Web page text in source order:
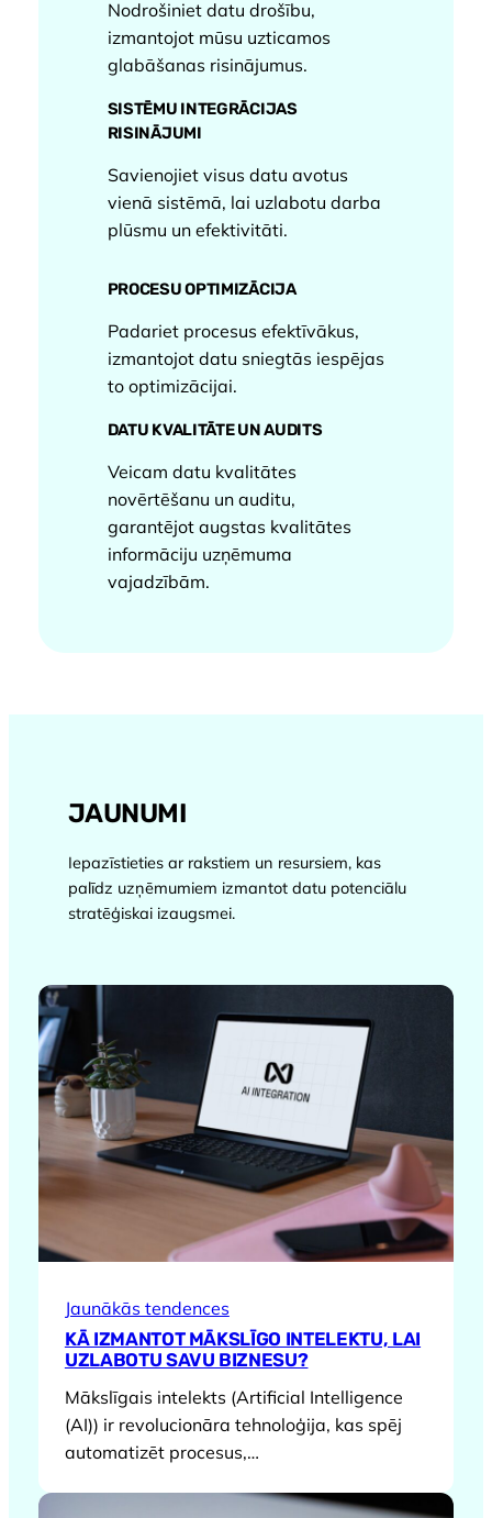
Nodrošiniet datu drošību,
izmantojot mūsu uzticamos
glabāšanas risinājumus.
SISTĒMU INTEGRĀCIJAS
RISINĀJUMI
Savienojiet visus datu avotus
vienā sistēmā, lai uzlabotu darba
plūsmu un efektivitāti.
PROCESU OPTIMIZĀCIJA
Padariet procesus efektīvākus,
izmantojot datu sniegtās iespējas
to optimizācijai.
DATU KVALITĀTE UN AUDITS
Veicam datu kvalitātes
novērtēšanu un auditu,
garantējot augstas kvalitātes
informāciju uzņēmuma
vajadzībām.
JAUNUMI
Iepazīstieties ar rakstiem un resursiem, kas
palīdz uzņēmumiem izmantot datu potenciālu
stratēģiskai izaugsmei.
Jaunākās tendences
KĀ IZMANTOT MĀKSLĪGO INTELEKTU, LAI
UZLABOTU SAVU BIZNESU?
Mākslīgais intelekts (Artificial Intelligence
(AI)) ir revolucionāra tehnoloģija, kas spēj
automatizēt procesus,…